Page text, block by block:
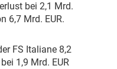
bei 2,1 Mrd.
6,7 Mrd. EUR.
FS Italiane 8,2
1,9 Mrd. EUR